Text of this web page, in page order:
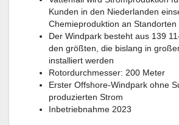
Kunden in den Niederlanden
Chemieproduktion an Standorten
Der Windpark besteht aus 139
den größten, die bislang in
installiert werden
Rotordurchmesser: 200 Meter
Erster Offshore-Windpark ohne
produzierten Strom
Inbetriebnahme 2023